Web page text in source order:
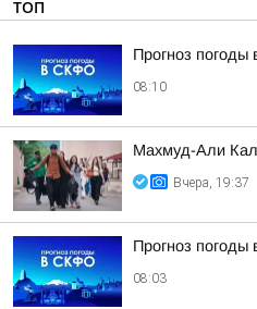
ТОП
Прогноз погоды
08:10
Махмуд-Али
Вчера, 19:37
Прогноз погоды
08:03